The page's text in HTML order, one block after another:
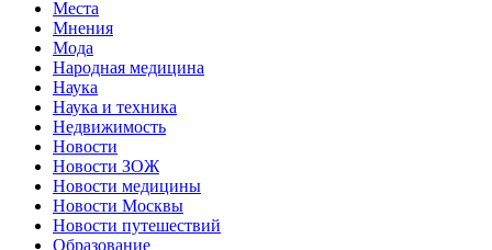
Места
Мнения
Мода
Народная медицина
Наука
Наука и техника
Недвижимость
Новости
Новости ЗОЖ
Новости медицины
Новости Москвы
Новости путешествий
Образование